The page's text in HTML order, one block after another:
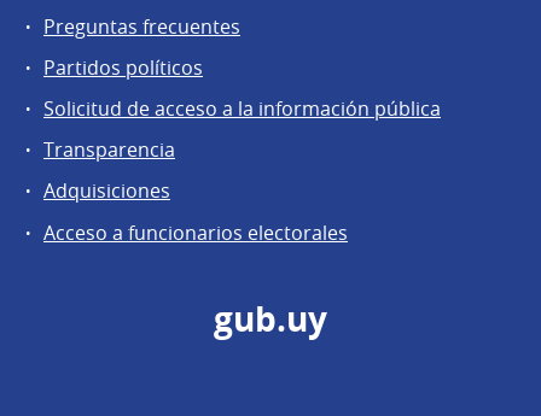
Preguntas frecuentes
Partidos políticos
Solicitud de acceso a la información pública
Transparencia
Adquisiciones
Acceso a funcionarios electorales
gub.uy